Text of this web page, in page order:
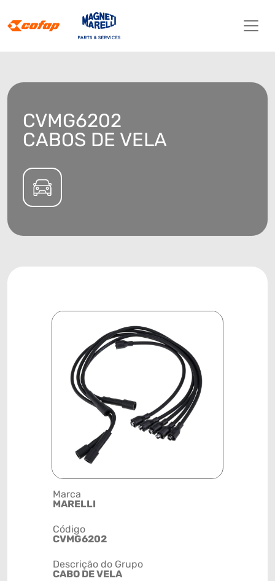
CVMG6202
CABOS DE VELA
Marca
MARELLI
Código
CVMG6202
Descrição do Grupo
CABO DE VELA